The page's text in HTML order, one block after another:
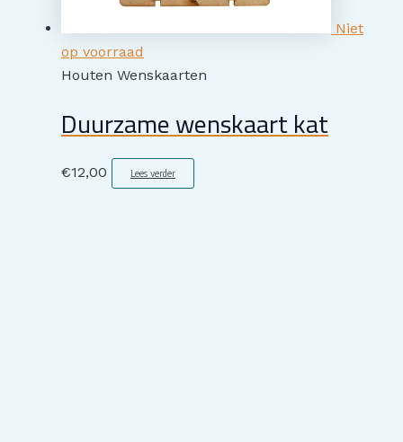
Niet
op voorraad
Houten Wenskaarten
Duurzame wenskaart kat
€12,00 Lees verder